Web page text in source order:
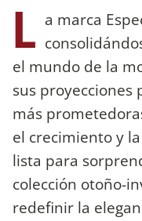
L a marca
el mundo de la
sus proyecciones
más
el crecimiento y
lista para
colección otoño-
redefinir la